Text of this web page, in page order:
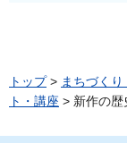
トップ> まちづくり
ト・講座 > 新作の歴